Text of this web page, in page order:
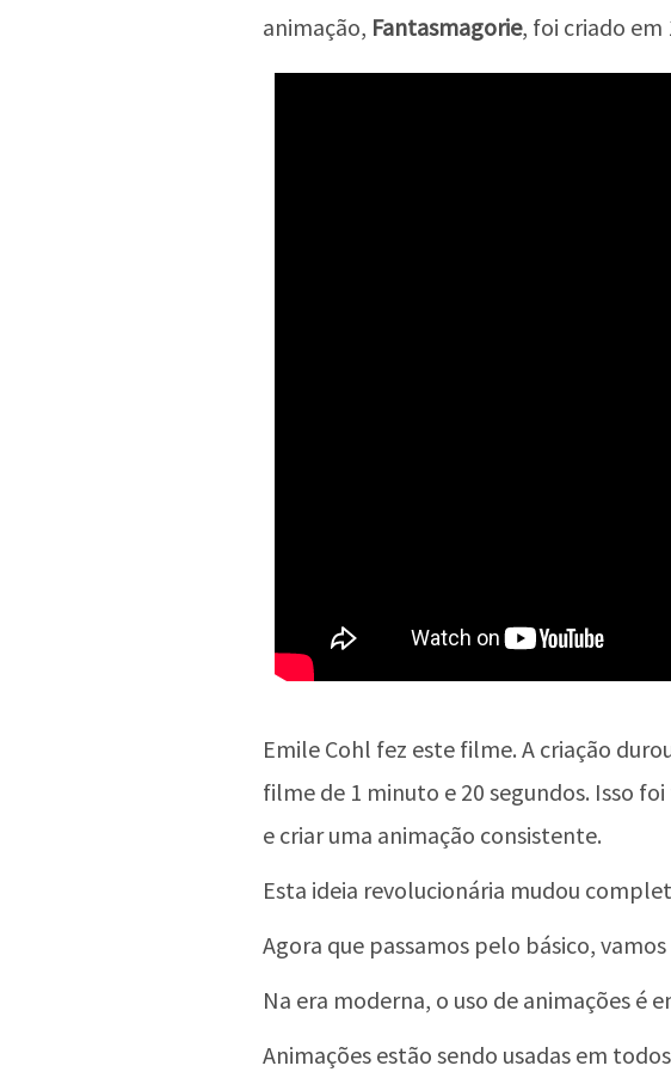
animação, Fantasmagorie, foi criado em
Emile Cohl fez este filme. A criação
filme de 1 minuto e 20 segundos. Isso
e criar uma animação consistente.
Esta ideia revolucionária mudou
Agora que passamos pelo básico,
Na era moderna, o uso de animações é
Animações estão sendo usadas em